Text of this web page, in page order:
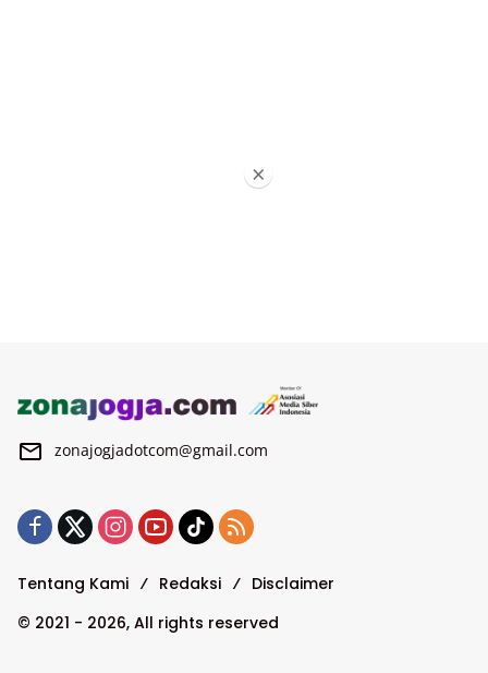
zonajogjadotcom@gmail.com
Tentang Kami Redaksi
Disclaimer
© 2021 - 2026, All rights reserved
×